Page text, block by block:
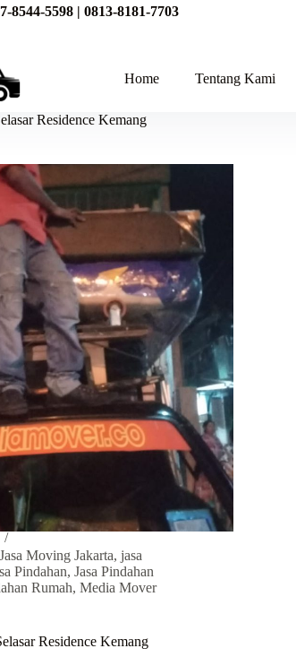
8544-5598 | 0813-8181-7703
Home Tentang Kami
Residence Kemang
Jasa Moving Jakarta, jasa
Pindahan, Jasa Pindahan
Rumah, Media Mover
Residence Kemang